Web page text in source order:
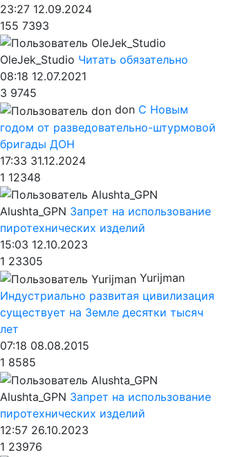
23:27 12.09.2024
155 7393
OleJek_Studio Читать обязательно
08:18 12.07.2021
3 9745
don С Новым
годом от разведовательно-штурмовой
бригады ДОН
17:33 31.12.2024
1 12348
Alushta_GPN Запрет на использование
пиротехнических изделий
15:03 12.10.2023
1 23305
Yurijman
Индустриально развитая цивилизация
существует на Земле десятки тысяч
лет
07:18 08.08.2015
1 8585
Alushta_GPN Запрет на использование
пиротехнических изделий
12:57 26.10.2023
1 23976